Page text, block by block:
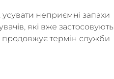
усувати неприємні запахи
які вже застосовують
продовжує термін служби